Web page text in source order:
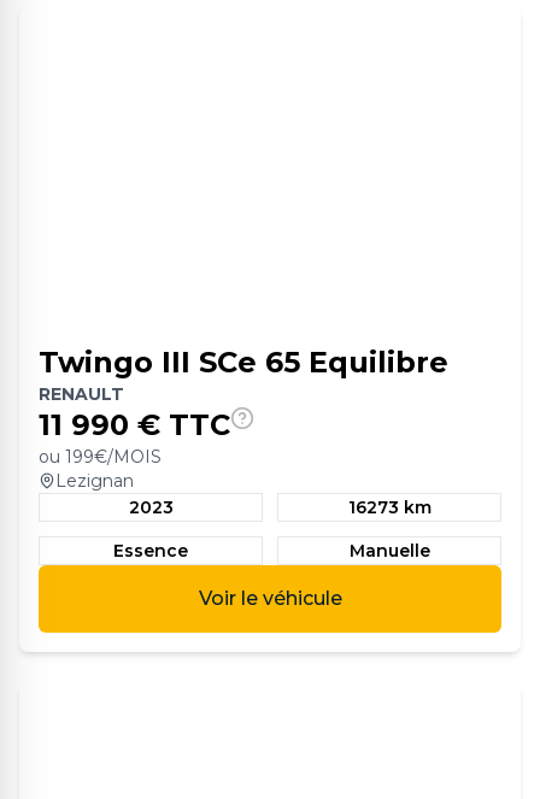
Twingo III SCe 65 Equilibre
RENAULT
11 990 € TTC
ou 199€/MOIS
Lezignan
2023
16273 km
Essence
Manuelle
Voir le véhicule